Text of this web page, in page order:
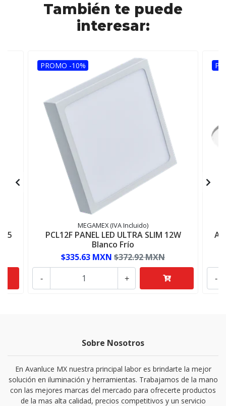
También te puede
interesar:
PROMO -10%
MEGAMEX (IVA Incluido)
PCL12F PANEL LED ULTRA SLIM 12W
Blanco Frío
$335.63 MXN $372.92 MXN
+
- -
Sobre Nosotros
En Avanluce MX nuestra principal labor es brindarte la mejor
solución en iluminación y herramientas. Trabajamos de la mano
con las mejores marcas del mercado para ofrecerte productos
de la mas alta calidad, precios competitivos y un servicio